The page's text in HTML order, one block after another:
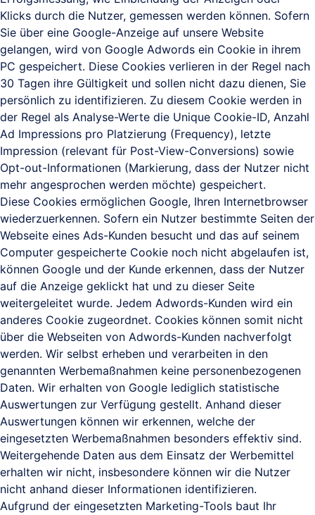
Klicks durch die Nutzer, gemessen werden können. Sofern
Sie über eine Google-Anzeige auf unsere Website
gelangen, wird von Google Adwords ein Cookie in ihrem
PC gespeichert. Diese Cookies verlieren in der Regel nach
30 Tagen ihre Gültigkeit und sollen nicht dazu dienen, Sie
persönlich zu identifizieren. Zu diesem Cookie werden in
der Regel als Analyse-Werte die Unique Cookie-ID, Anzahl
Ad Impressions pro Platzierung (Frequency), letzte
Impression (relevant für Post-View-Conversions) sowie
Opt-out-Informationen (Markierung, dass der Nutzer nicht
mehr angesprochen werden möchte) gespeichert.
Diese Cookies ermöglichen Google, Ihren Internetbrowser
wiederzuerkennen. Sofern ein Nutzer bestimmte Seiten der
Webseite eines Ads-Kunden besucht und das auf seinem
Computer gespeicherte Cookie noch nicht abgelaufen ist,
können Google und der Kunde erkennen, dass der Nutzer
auf die Anzeige geklickt hat und zu dieser Seite
weitergeleitet wurde. Jedem Adwords-Kunden wird ein
anderes Cookie zugeordnet. Cookies können somit nicht
über die Webseiten von Adwords-Kunden nachverfolgt
werden. Wir selbst erheben und verarbeiten in den
genannten Werbemaßnahmen keine personenbezogenen
Daten. Wir erhalten von Google lediglich statistische
Auswertungen zur Verfügung gestellt. Anhand dieser
Auswertungen können wir erkennen, welche der
eingesetzten Werbemaßnahmen besonders effektiv sind.
Weitergehende Daten aus dem Einsatz der Werbemittel
erhalten wir nicht, insbesondere können wir die Nutzer
nicht anhand dieser Informationen identifizieren.
Aufgrund der eingesetzten Marketing-Tools baut Ihr